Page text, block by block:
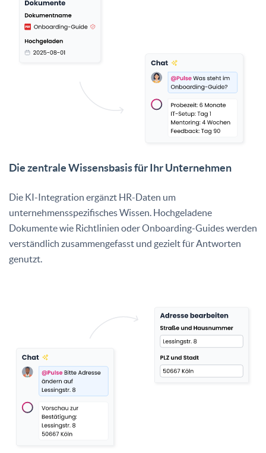
Die zentrale Wissensbasis für Ihr Unternehmen
Die KI-Integration ergänzt HR-Daten um
unternehmensspezifisches Wissen. Hochgeladene
Dokumente wie Richtlinien oder Onboarding-Guides werden
verständlich zusammengefasst und gezielt für Antworten
genutzt.